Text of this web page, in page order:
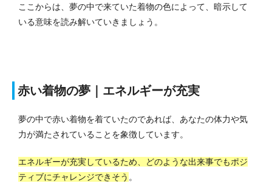
ここからは、夢の中で来ていた着物の色によって、暗示して
いる意味を読み解いていきましょう。
赤い着物の夢｜エネルギーが充実
夢の中で赤い着物を着ていたのであれば、あなたの体力や気
力が満たされていることを象徴しています。
エネルギーが充実しているため、どのような出来事でもポジ
ティブにチャレンジできそう 。